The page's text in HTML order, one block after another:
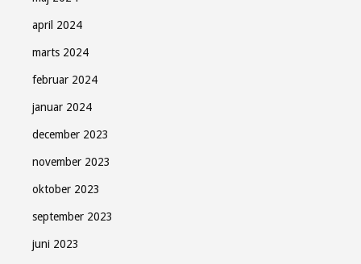
april 2024
marts 2024
februar 2024
januar 2024
december 2023
november 2023
oktober 2023
september 2023
juni 2023